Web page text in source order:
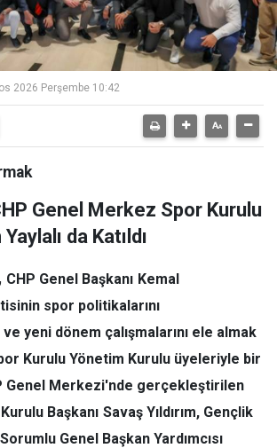
2026 Perşembe 10:42
Genel Merkez Spor Kurulu
da Katıldı
CHP Genel Başkanı Kemal
spor politikalarını
yeni dönem çalışmalarını ele almak
Kurulu Yönetim Kurulu üyeleriyle bir
Genel Merkezi'nde gerçekleştirilen
Başkanı Savaş Yıldırım, Gençlik
Genel Başkan Yardımcısı